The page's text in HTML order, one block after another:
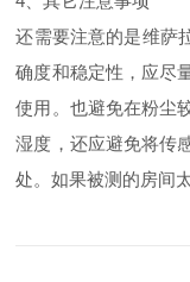
还需要注意的是维萨
确度和稳定性，应尽
使用。也避免在粉尘
湿度，还应避免将传
处。如果被测的房间